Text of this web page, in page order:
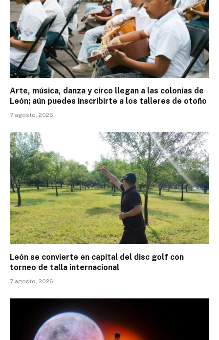
Arte, música, danza y circo llegan a las colonias de
León; aún puedes inscribirte a los talleres de otoño
7 agosto, 2026
León se convierte en capital del disc golf con
torneo de talla internacional
7 agosto, 2026